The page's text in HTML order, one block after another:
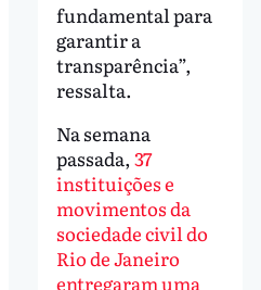
fundamental para
garantir a
transparência”,
ressalta.
Na semana
passada, 37
instituições e
movimentos da
sociedade civil do
Rio de Janeiro
entregaram uma